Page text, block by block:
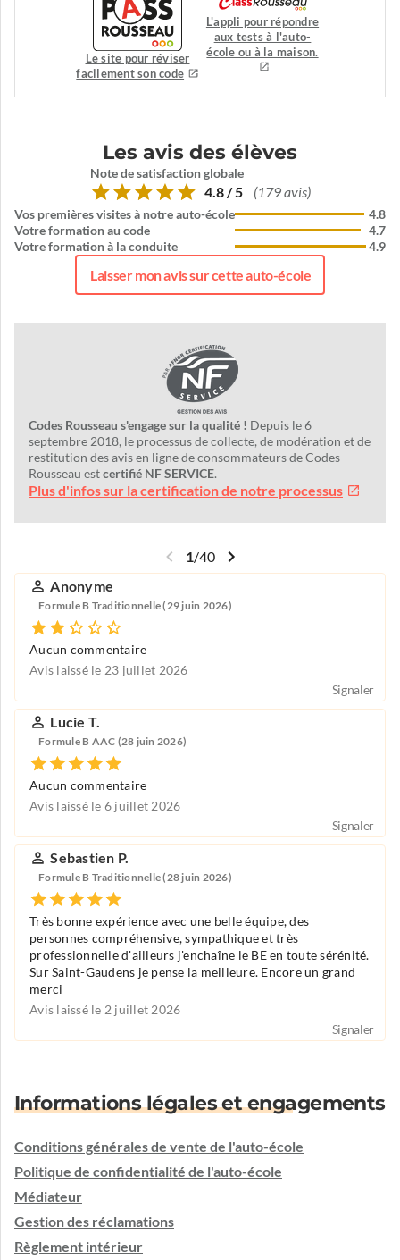
Le site pour réviser
facilement son code
L'appli pour répondre
aux tests à l'auto-
école ou à la maison.
Les avis des élèves
Note de satisfaction globale
4.8 / 5 (179 avis)
Vos premières visites à notre auto-école
Votre formation au code
Votre formation à la conduite
4.8
4.7
4.9
Laisser mon avis sur cette auto-école
Codes Rousseau s'engage sur la qualité ! Depuis le 6
septembre 2018, le processus de collecte, de modération et de
restitution des avis en ligne de consommateurs de Codes
Rousseau estcertifié NF SERVICE.
Plus d'infos sur la certification de notre processus
1/40
Anonyme
Formule B Traditionnelle (29 juin 2026)
Aucun commentaire
Avis laissé le 23 juillet 2026
Signaler
Lucie T.
Formule B AAC (28 juin 2026)
Aucun commentaire
Avis laissé le 6 juillet 2026
Signaler
Sebastien P.
Formule B Traditionnelle (28 juin 2026)
Très bonne expérience avec une belle équipe, des
personnes compréhensive, sympathique et très
professionnelle d'ailleurs j'enchaîne le BE en toute sérénité.
Sur Saint-Gaudens je pense la meilleure. Encore un grand
merci
Avis laissé le 2 juillet 2026
Signaler
Informations légales et engagements
Conditions générales de vente de l'auto-école
Politique de confidentialité de l'auto-école
Médiateur
Gestion des réclamations
Règlement intérieur